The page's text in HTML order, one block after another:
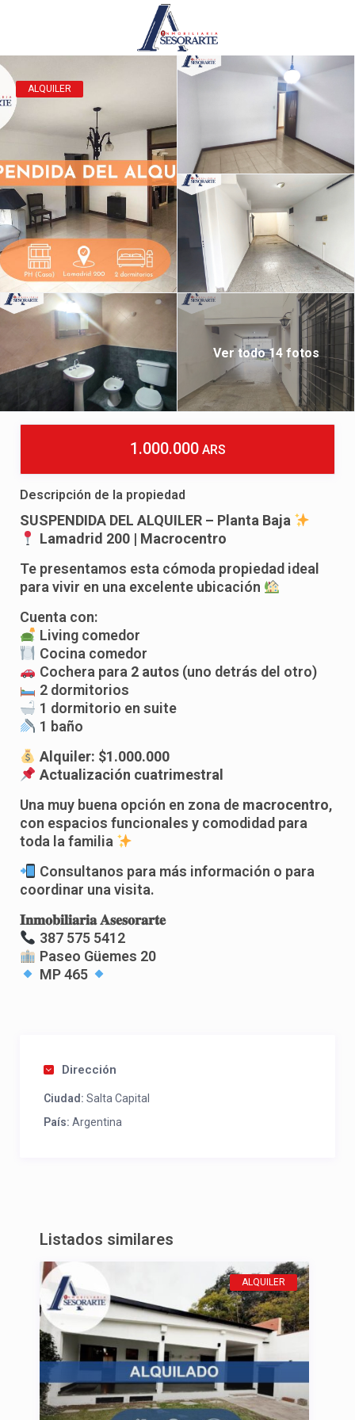
ALQUILER
Ver todo 14 fotos
1.000.000ARS
Descripción de la propiedad
SUSPENDIDA DEL ALQUILER – Planta Baja
Lamadrid 200 | Macrocentro
Te presentamos esta cómoda propiedad ideal
para vivir en una excelente ubicación
Cuenta con:
Living comedor
Cocina comedor
Cochera para 2 autos(uno detrás del otro)
2 dormitorios
1 dormitorio en suite
1 baño
Alquiler: $1.000.000
Actualización cuatrimestral
Una muy buena opción en zona de macrocentro,
con espacios funcionales y comodidad para
toda la familia
Consultanos para más información o para
coordinar una visita.
𝐈𝐧𝐦𝐨𝐛𝐢𝐥𝐢𝐚𝐫𝐢𝐚 𝐀𝐬𝐞𝐬𝐨𝐫𝐚𝐫𝐭𝐞
387 575 5412
Paseo Güemes 20
MP 465
Dirección
Ciudad: Salta Capital
País: Argentina
Listados similares
ALQUILER